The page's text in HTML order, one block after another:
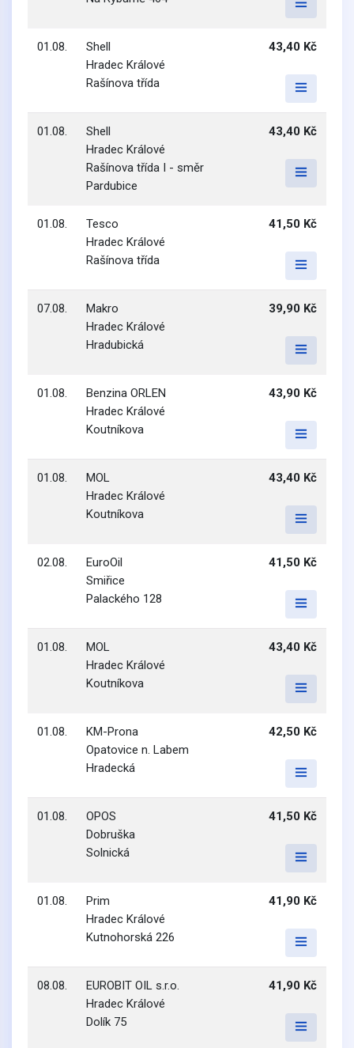
01.08.
Shell
Hradec Králové
Rašínova třída
43,40 Kč
01.08.
Shell
Hradec Králové
Rašínova třída I - směr
Pardubice
43,40 Kč
01.08.
Tesco
Hradec Králové
Rašínova třída
41,50 Kč
07.08.
Makro
Hradec Králové
Hradubická
39,90 Kč
01.08.
Benzina ORLEN
Hradec Králové
Koutníkova
43,90 Kč
01.08.
MOL
Hradec Králové
Koutníkova
43,40 Kč
02.08.
EuroOil
Smiřice
Palackého 128
41,50 Kč
01.08.
MOL
Hradec Králové
Koutníkova
43,40 Kč
01.08.
KM-Prona
Opatovice n. Labem
Hradecká
42,50 Kč
01.08.
OPOS
Dobruška
Solnická
41,50 Kč
01.08.
Prim
Hradec Králové
Kutnohorská 226
41,90 Kč
08.08.
EUROBIT OIL s.r.o.
Hradec Králové
Dolík 75
41,90 Kč